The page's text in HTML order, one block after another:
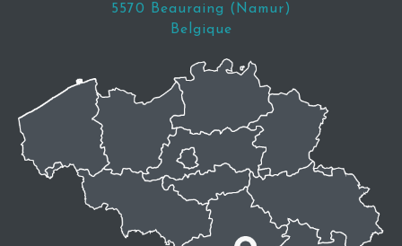
5570 Beauraing (Namur)
Belgique